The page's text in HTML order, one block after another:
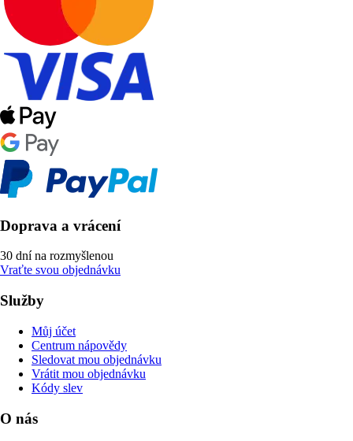
Doprava a vrácení
30 dní na rozmyšlenou
Vraťte svou objednávku
Služby
Můj účet
Centrum nápovědy
Sledovat mou objednávku
Vrátit mou objednávku
Kódy slev
O nás